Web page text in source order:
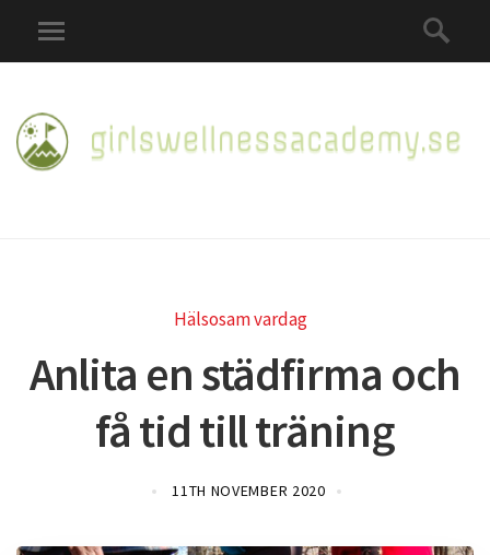
Hälsosam vardag
Anlita en städfirma och
få tid till träning
11TH NOVEMBER 2020